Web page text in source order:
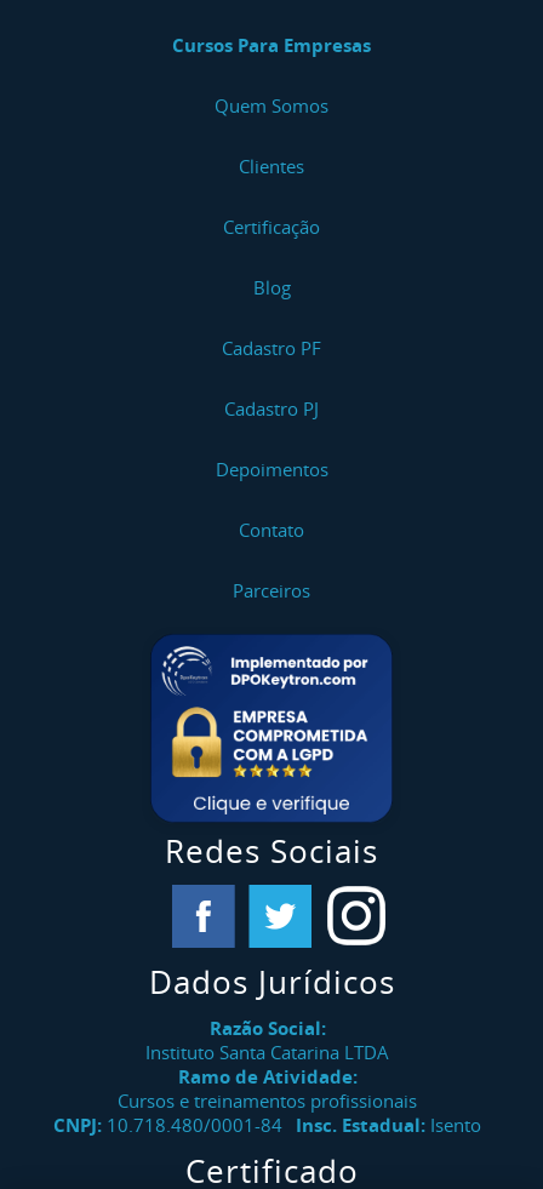
Cursos Para Empresas
Quem Somos
Clientes
Certificação
Blog
Cadastro PF
Cadastro PJ
Depoimentos
Contato
Parceiros
Redes Sociais
Dados Jurídicos
Razão Social:
Instituto Santa Catarina LTDA
Ramo de Atividade:
Cursos e treinamentos profissionais
CNPJ: 10.718.480/0001-84 Insc. Estadual: Isento
Certificado